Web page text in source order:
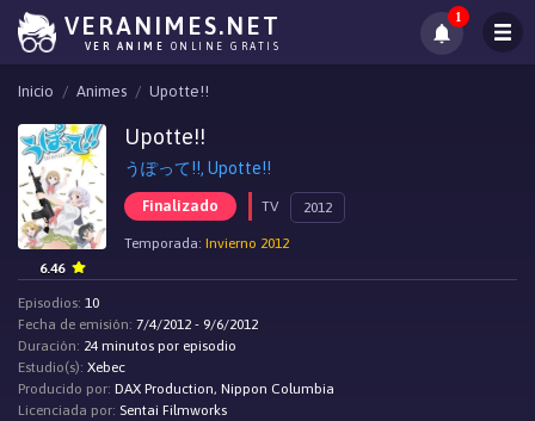
VERANIMES.NET
VER ANIME ONLINE GRATIS
1
Inicio Animes Upotte!!
Upotte!!
うぽって!!, Upotte!!
Finalizado TV 2012
Temporada: Invierno 2012
6.46
Episodios: 10
Fecha de emisión: 7/4/2012 - 9/6/2012
Duración: 24 minutos por episodio
Estudio(s): Xebec
Producido por: DAX Production, Nippon Columbia
Licenciada por: Sentai Filmworks